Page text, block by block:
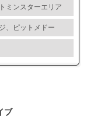
ミンスターエリア
、ピットメドー
ブ